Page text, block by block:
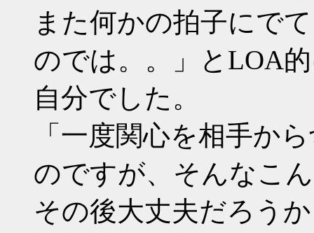
また何かの拍子にで
のでは。。」とLOA
自分でした。
「一度関心を相手か
のですが、そんなこ
その後大丈夫だろう